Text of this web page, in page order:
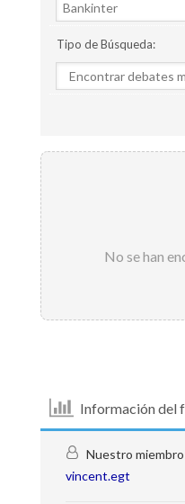
Tipo de Búsqueda:
No se han
Información del
Nuestro
vincent.egt